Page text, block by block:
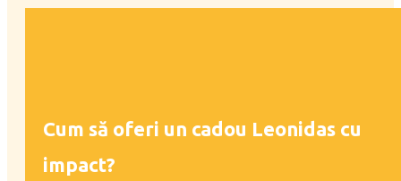
Cum să oferi un cadou Leonidas cu
impact?